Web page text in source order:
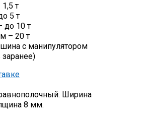
т
5 т
до 10 т
– 20 т
с манипулятором
Ширина
8 мм.